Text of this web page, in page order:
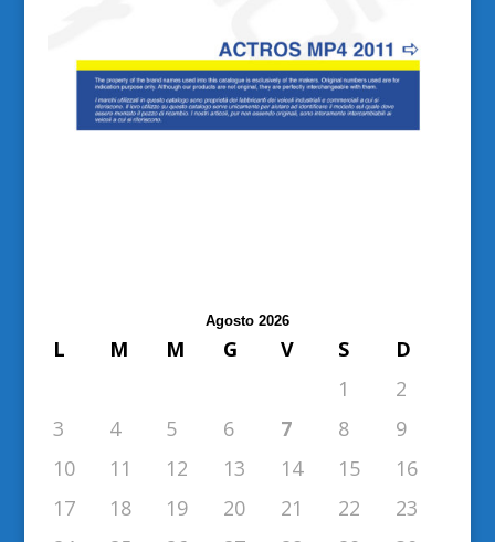
Agosto 2026
L M M G V S
D
1
2
3
4 5 6 7 8
9
10
11 12 13 14 15
16
17
18 19 20 21 22
23